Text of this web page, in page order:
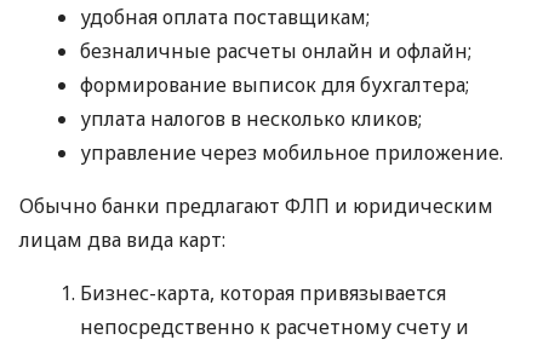
удобная оплата поставщикам;
безналичные расчеты онлайн и офлайн;
формирование выписок для бухгалтера;
уплата налогов в несколько кликов;
управление через мобильное приложение.
Обычно банки предлагают ФЛП и юридическим
лицам два вида карт:
Бизнес-карта, которая привязывается
непосредственно к расчетному счету и